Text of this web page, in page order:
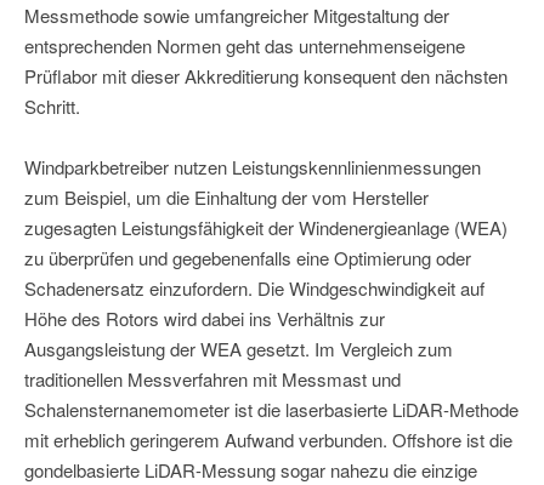
Messmethode sowie umfangreicher Mitgestaltung der
entsprechenden Normen geht das unternehmenseigene
Prüflabor mit dieser Akkreditierung konsequent den nächsten
Schritt.
Windparkbetreiber nutzen Leistungskennlinienmessungen
zum Beispiel, um die Einhaltung der vom Hersteller
zugesagten Leistungsfähigkeit der Windenergieanlage (WEA)
zu überprüfen und gegebenenfalls eine Optimierung oder
Schadenersatz einzufordern. Die Windgeschwindigkeit auf
Höhe des Rotors wird dabei ins Verhältnis zur
Ausgangsleistung der WEA gesetzt. Im Vergleich zum
traditionellen Messverfahren mit Messmast und
Schalensternanemometer ist die laserbasierte LiDAR-Methode
mit erheblich geringerem Aufwand verbunden. Offshore ist die
gondelbasierte LiDAR-Messung sogar nahezu die einzige